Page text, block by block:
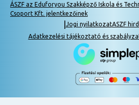
ÁSZF az Eduforyou Szakképző Iskola és
Csoport Kft. jelentkezőinek
Jogi nyilatkozatASZF
Adatkezelési tájékoztató és